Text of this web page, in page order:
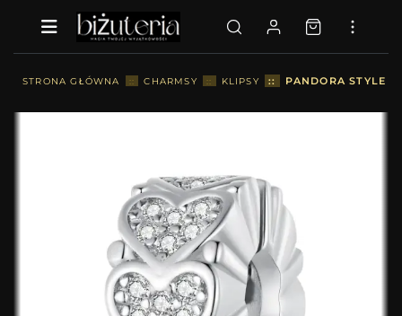
STRONA GŁÓWNA :: CHARMSY :: KLIPSY :: PANDORA STYLE